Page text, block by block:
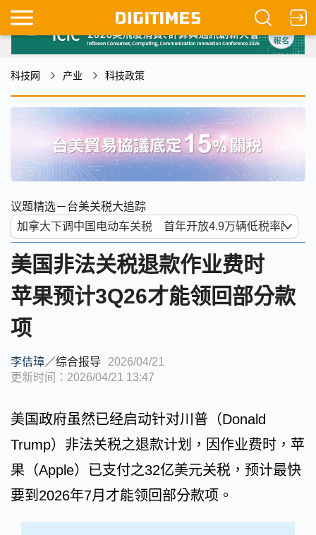
科技网 产业 科技政策
议题精选－台美关税大追踪
美国非法关税退款作业费时
苹果预计3Q26才能领回部分款
项
李佶璋／综合报导
2026/04/21
更新时间：2026/04/21 13:47
美国政府虽然已经启动针对川普（Donald
Trump）非法关税之退款计划，因作业费时，苹
果（Apple）已支付之32亿美元关税，预计最快
要到2026年7月才能领回部分款项。